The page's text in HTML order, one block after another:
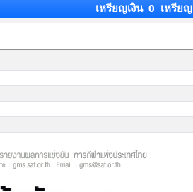
เหรียญเงิน 0 เหรียญ